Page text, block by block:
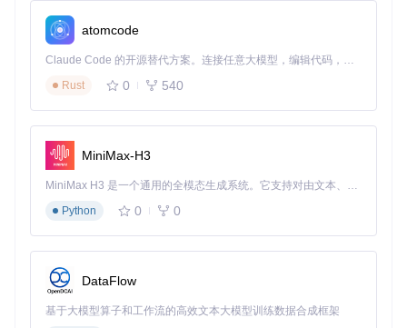
📚 实战应用：从零开始的全局监听实现
📌 环境准备
要开始使用JNativeHook，只需在Maven项目的pom.xml中添
加依赖，就像给你的项目配备了监听设备：
环境要求
版本说明
Java版本
1.8及以上
内存要求
至少256MB
构建工具
Maven/Gradle
📌 核心实现步骤
实现全局键盘监听只需三步，简单得就像安装家用安防系统：
Hook()启动监听功能，这一步相当于打开监控设备的电
atomcode
Claude Code 的开源替代方案。连接任意大模型，编辑代码，运行命令，自动验证 — 全自动执行。用 Rust 构建，极致性能。 ｜ An open-source alternative to Claude Code. Connect any LLM, edit code, run commands, and verify changes — autonomously. Built in Rust for speed. Get Started
Rust
0 540
MiniMax-H3
MiniMax H3 是一个通用的全模态生成系统。它支持对由文本、图像、视频和音频组成的多模态上下文进行统一理解，并能生成分辨率高达 2K、时长可达 15 秒的带原生立体声音频的视频。得益于面向任务泛化的系统设计，H3 在预训练阶段就已具备广泛的多模态上下文理解与生成能力，能够出色地执行复杂的多模态指令。
Python
0 0
DataFlow
基于大模型算子和工作流的高效文本大模型训练数据合成框架